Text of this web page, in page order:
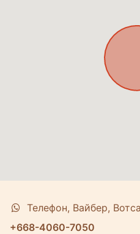
Телефон, Вайбер,
+668-4060-7050